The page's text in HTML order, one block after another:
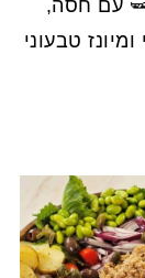
צרפתי 🫛 עם חסה,
טבעוני